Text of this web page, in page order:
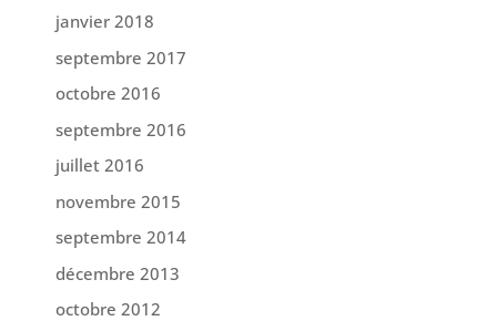
janvier 2018
septembre 2017
octobre 2016
septembre 2016
juillet 2016
novembre 2015
septembre 2014
décembre 2013
octobre 2012